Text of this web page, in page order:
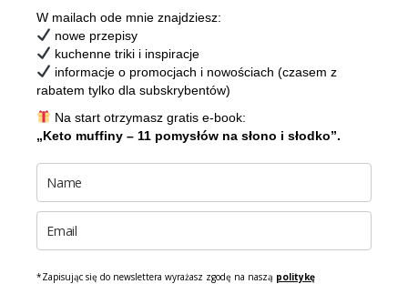
W mailach ode mnie znajdziesz:
nowe przepisy
kuchenne triki i inspiracje
informacje o promocjach i nowościach (czasem z
rabatem tylko dla subskrybentów)
Na start otrzymasz gratis e-book:
„Keto muffiny – 11 pomysłów na słono i słodko”.
*Zapisując się do newslettera wyrażasz zgodę na naszą politykę